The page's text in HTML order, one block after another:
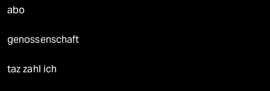
abo
genossenschaft
taz zahl ich